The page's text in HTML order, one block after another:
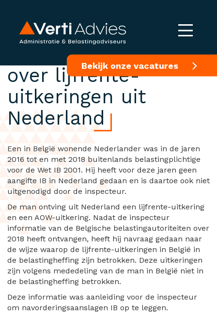
Bekijk onze vacatures
Heffingsbevoegdheid
over lijfrente-
uitkeringen uit
Nederland
Een in België wonende Nederlander was in de jaren
2016 tot en met 2018 buitenlands belastingplichtige
voor de Wet IB 2001. Hij heeft voor deze jaren geen
aangifte IB in Nederland gedaan en is daartoe ook niet
uitgenodigd door de inspecteur.
De man ontving uit Nederland een lijfrente-uitkering
en een AOW-uitkering. Nadat de inspecteur
informatie van de Belgische belastingautoriteiten over
2018 heeft ontvangen, heeft hij navraag gedaan naar
de wijze waarop de lijfrente-uitkeringen in België in
de belastingheffing zijn betrokken. Deze uitkeringen
zijn volgens mededeling van de man in België niet in
de belastingheffing betrokken.
Deze informatie was aanleiding voor de inspecteur
om navorderingsaanslagen IB op te leggen.